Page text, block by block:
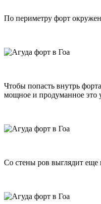
По периметру форт
Чтобы попасть внутрь
мощное и продуманное это
Со стены ров выглядит еще